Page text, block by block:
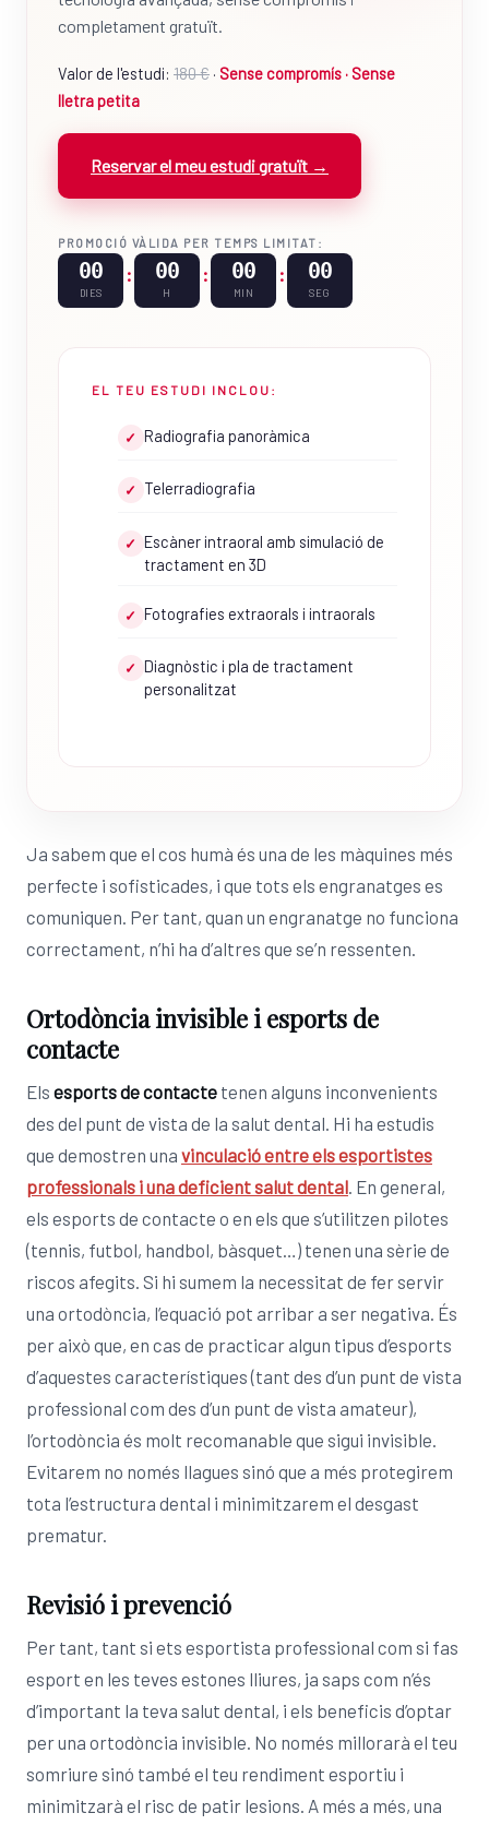
completament gratuït.
Valor de l'estudi: 180 € · Sense compromís · Sense
lletra petita
Reservar el meu estudi gratuït →
PROMOCIÓ VÀLIDA PER TEMPS LIMITAT:
00
DIES
: 00
H
: 00
MIN
: 00
SEG
EL TEU ESTUDI INCLOU:
✓ Radiografia panoràmica
✓ Telerradiografia
✓ Escàner intraoral amb simulació de
tractament en 3D
✓ Fotografies extraorals i intraorals
✓ Diagnòstic i pla de tractament
personalitzat
Ja sabem que el cos humà és una de les màquines més
perfecte i sofisticades, i que tots els engranatges es
comuniquen. Per tant, quan un engranatge no funciona
correctament, n’hi ha d’altres que se’n ressenten.
Ortodòncia invisible i esports de
contacte
Els esports de contacte tenen alguns inconvenients
des del punt de vista de la salut dental. Hi ha estudis
que demostren una vinculació entre els esportistes
professionals i una deficient salut dental . En general,
els esports de contacte o en els que s’utilitzen pilotes
(tennis, futbol, handbol, bàsquet…) tenen una sèrie de
riscos afegits. Si hi sumem la necessitat de fer servir
una ortodòncia, l’equació pot arribar a ser negativa. És
per això que, en cas de practicar algun tipus d’esports
d’aquestes característiques (tant des d’un punt de vista
professional com des d’un punt de vista amateur),
l’ortodòncia és molt recomanable que sigui invisible.
Evitarem no només llagues sinó que a més protegirem
tota l’estructura dental i minimitzarem el desgast
prematur.
Revisió i prevenció
Per tant, tant si ets esportista professional com si fas
esport en les teves estones lliures, ja saps com n’és
d’important la teva salut dental, i els beneficis d’optar
per una ortodòncia invisible. No només millorarà el teu
somriure sinó també el teu rendiment esportiu i
minimitzarà el risc de patir lesions. A més a més, una